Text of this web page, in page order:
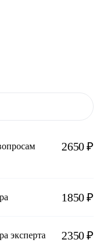
2650 ₽
1850 ₽
эксперта 2350 ₽